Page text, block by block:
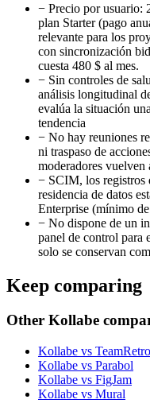
− Precio por usuario:
plan Starter (pago
relevante para los
con sincronización
cuesta 480 $ al mes.
− Sin controles de
análisis longitudinal
evalúa la situación
tendencia
− No hay reuniones
ni traspaso de
moderadores vuelven
− SCIM, los registros
residencia de datos
Enterprise (mínimo
− No dispone de un
panel de control para
solo se conservan
Keep comparing
Other Kollabe
Kollabe vs TeamRetro
Kollabe vs Parabol
Kollabe vs FigJam
Kollabe vs Mural